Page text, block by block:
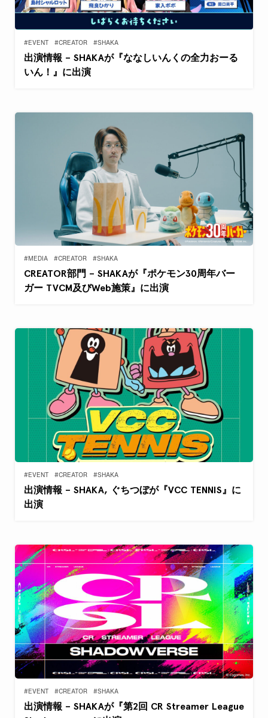
#EVENT #CREATOR #SHAKA
出演情報 – SHAKAが『ななしいんくの全力おーる
いん！』に出演
#MEDIA #CREATOR #SHAKA
CREATOR部門 – SHAKAが『ポケモン30周年バー
ガー TVCM及びWeb施策』に出演
#EVENT #CREATOR #SHAKA
出演情報 – SHAKA, ぐちつぼが『VCC TENNIS』に
出演
#EVENT #CREATOR #SHAKA
出演情報 – SHAKAが『第2回 CR Streamer League